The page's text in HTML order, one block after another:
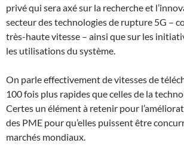
privé qui sera axé sur la recherche et
secteur des technologies de rupture 5G –
très-haute vitesse – ainsi que sur les
les utilisations du système.
On parle effectivement de vitesses de
100 fois plus rapides que celles de la
Certes un élément à retenir pour
des PME pour qu’elles puissent être
marchés mondiaux.